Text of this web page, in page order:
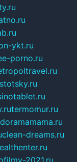
ykt.ru
porno.ru
termomur.ru
doramamama.ru
clean-dreams.ru
2021.ru